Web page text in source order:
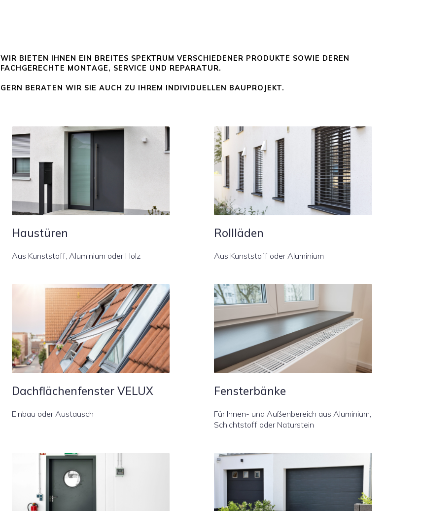
WIR BIETEN IHNEN EIN BREITES SPEKTRUM VERSCHIEDENER PRODUKTE SOWIE DEREN
FACHGERECHTE MONTAGE, SERVICE UND REPARATUR.
GERN BERATEN WIR SIE AUCH ZU IHREM INDIVIDUELLEN BAUPROJEKT.
Haustüren
Aus Kunststoff, Aluminium oder Holz
Rollläden
Aus Kunststoff oder Aluminium
Dachflächenfenster VELUX
Einbau oder Austausch
Fensterbänke
Für Innen- und Außenbereich aus Aluminium,
Schichtstoff oder Naturstein